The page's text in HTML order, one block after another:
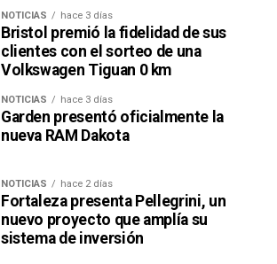
NOTICIAS hace 3 días
Bristol premió la fidelidad de sus
clientes con el sorteo de una
Volkswagen Tiguan 0 km
NOTICIAS hace 3 días
Garden presentó oficialmente la
nueva RAM Dakota
NOTICIAS hace 2 días
Fortaleza presenta Pellegrini, un
nuevo proyecto que amplía su
sistema de inversión